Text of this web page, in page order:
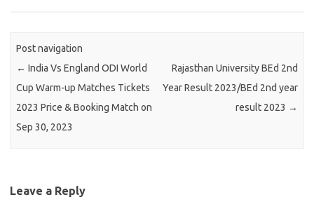
Post navigation
← India Vs England ODI World
Cup Warm-up Matches Tickets
2023 Price & Booking Match on
Sep 30, 2023
Rajasthan University BEd 2nd
Year Result 2023/BEd 2nd year
result 2023 →
Leave a Reply